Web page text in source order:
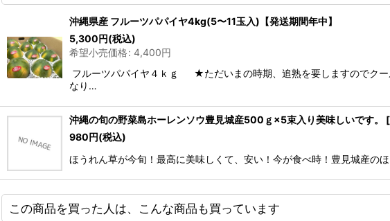
沖縄県産 フルーツパパイヤ4kg(5〜11玉入)【発送期間年中】
5,300円(税込)
希望小売価格: 4,400円
フルーツパパイヤ４ｋｇ ★ただいまの時期、追熟を要しますのでクー
なり…
沖縄の旬の野菜島ホーレンソウ豊見城産500ｇ×5束入り美味しいです。 [
980円(税込)
ほうれん草が今旬！最高に美味しくて、安い！今が食べ時！豊見城産
この商品を買った人は、こんな商品も買っています